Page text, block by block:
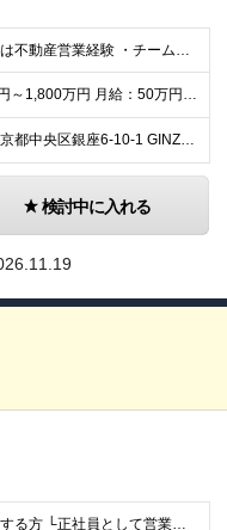
・金融営業経験または不動産営業経験 ・チームマネジメントのご経験 ・大学院/大学卒もしくは海外大学卒 ＜このような方をお待ちしております＞ ・当社のビジョンに共感し、事業拡大に貢献いただける方 ・顧
【想定年収】800万円～1,800万円 月給：50万円～ ※これまでの経験・年齢などを考慮し、当社給与規則に基づき決定します。 ※試用期間あり（5ヶ月/期間中の給与・待遇に差異はありません） ※上記
東京：GINZA SIX 東京都中央区銀座6-10-1 GINZA SIX 11階 愛知：JRゲートタワー 愛知県名古屋市中村区名駅1丁目1−3 大阪：大阪梅田ツインタワーズ・ノース 大阪府大阪市
検討中に入れる
以下いずれかに該当する方 └正社員として営業もしくは販売経験1年以上 └正社員としてITエンジニアの就業経験が1年以上 └中学校教諭、高校教諭の免許状を保有し実務経験1年以上